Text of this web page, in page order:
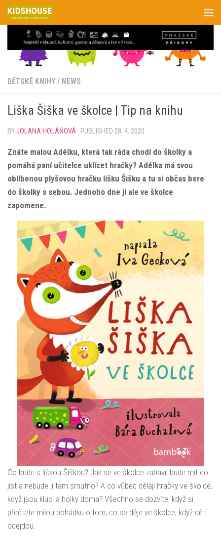
Skip to content
DĚTSKÉ KNIHY / NEWS
Liška Šiška ve školce | Tip na knihu
BYJOLANA HOLÁŇOVÁ · PUBLISHED 28. 4. 2020
Znáte malou Adélku, která tak ráda chodí do školky a
pomáhá paní učitelce uklízet hračky? Adélka má svou
oblíbenou plyšovou hračku lišku Šišku a tu si občas bere
do školky s sebou. Jednoho dne ji ale ve školce
zapomene.
Co bude s liškou Šiškou? Jak se ve školce zabaví, bude mít co
jíst a nebude jí tam smutno? A co vůbec dělají hračky ve školce,
když jsou kluci a holky doma? Všechno se dozvíte, když si
přečtete milou pohádku o tom, co se děje ve školce, když děti
odejdou.